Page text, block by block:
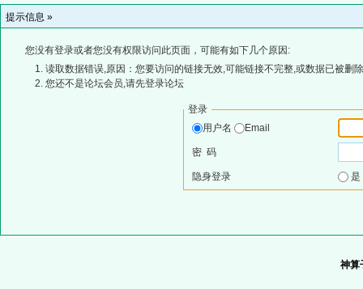
提示信息 »
您没有登录或者您没有权限访问此页面，可能有如下几个原因:
读取数据错误,原因：您要访问的链接无效,可能链接不完整,或数据已被删
您还不是论坛会员,请先登录论坛
登录
用户名
Email
密 码
隐身登录
神算